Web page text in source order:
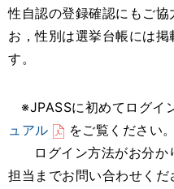
性自認の登録確認にもご
お，性別は選挙台帳には
す。
※JPASSに初めてログイ
ュアル
をご覧ください。
ログイン方法がお分
担当までお問い合わせくだ